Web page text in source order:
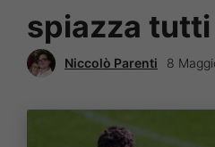
spiazza tutti
Niccolò Parenti 8